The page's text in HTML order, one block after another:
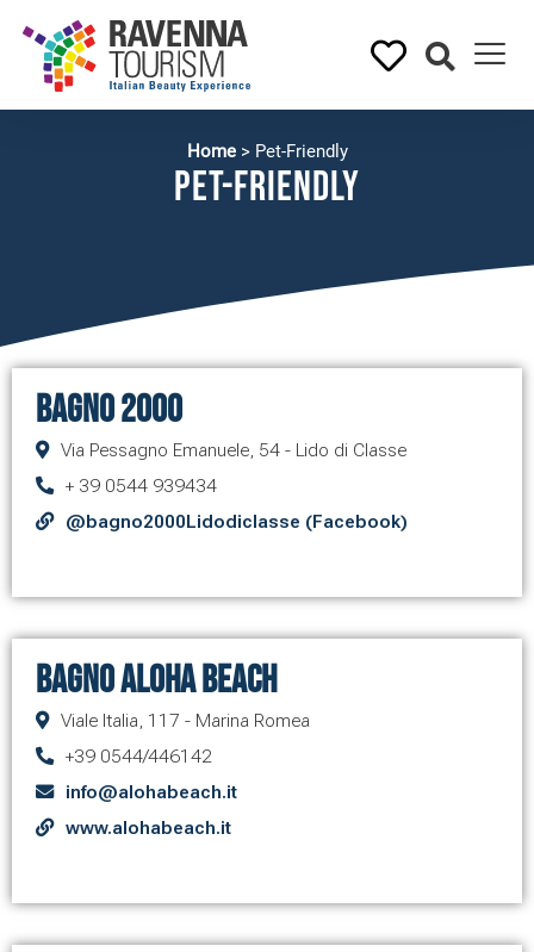
Home> Pet-Friendly
Pet-Friendly
Bagno 2000
Via Pessagno Emanuele, 54 - Lido di Classe
+ 39 0544 939434
@bagno2000Lidodiclasse (Facebook)
Bagno Aloha Beach
Viale Italia, 117 - Marina Romea
+39 0544/446142
info@alohabeach.it
www.alohabeach.it